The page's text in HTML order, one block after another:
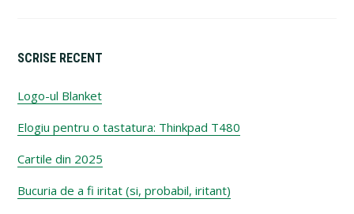
SCRISE RECENT
Logo-ul Blanket
Elogiu pentru o tastatura: Thinkpad T480
Cartile din 2025
Bucuria de a fi iritat (si, probabil, iritant)